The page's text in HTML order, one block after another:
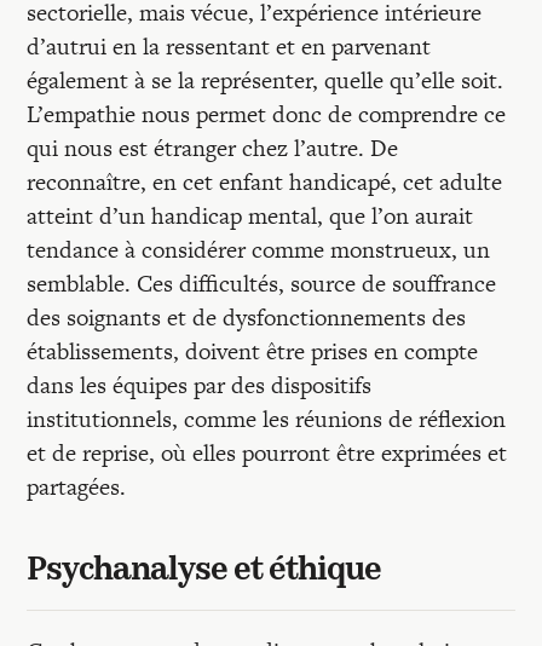
sectorielle, mais vécue, l’expérience intérieure
d’autrui en la ressentant et en parvenant
également à se la représenter, quelle qu’elle soit.
L’empathie nous permet donc de comprendre ce
qui nous est étranger chez l’autre. De
reconnaître, en cet enfant handicapé, cet adulte
atteint d’un handicap mental, que l’on aurait
tendance à considérer comme monstrueux, un
semblable. Ces difficultés, source de souffrance
des soignants et de dysfonctionnements des
établissements, doivent être prises en compte
dans les équipes par des dispositifs
institutionnels, comme les réunions de réflexion
et de reprise, où elles pourront être exprimées et
partagées.
Psychanalyse et éthique